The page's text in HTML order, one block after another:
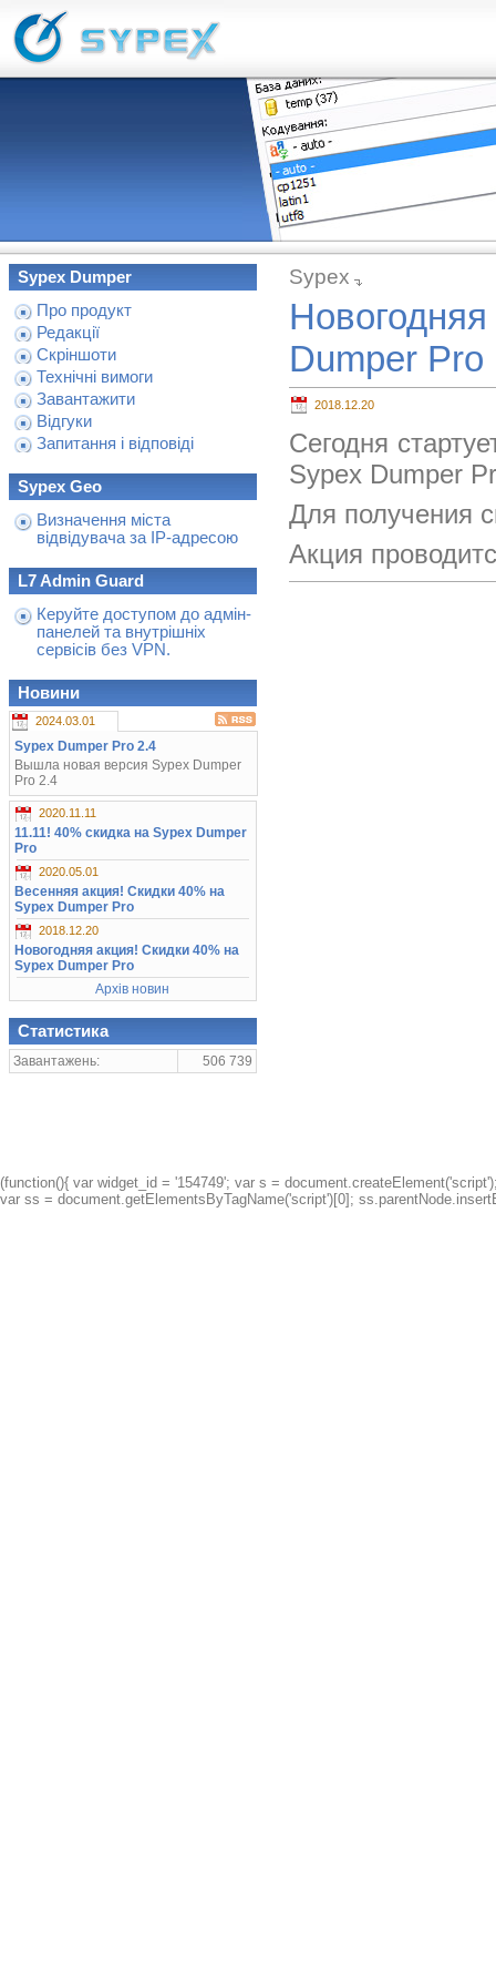
Sypex
Dumper Pro
2018.12.20
Сегодня
Sypex Dumper
Для получения
Акция
Sypex Dumper
Про продукт
Редакції
Скріншоти
Технічні вимоги
Завантажити
Відгуки
Запитання і відповіді
Sypex Geo
Визначення міста
відвідувача за IP-адресою
L7 Admin Guard
Керуйте доступом до адмін-
панелей та внутрішніх
сервісів без VPN.
Новини
2024.03.01
Sypex Dumper Pro 2.4
Вышла новая версия Sypex Dumper
Pro 2.4
2020.11.11
11.11! 40% скидка на Sypex Dumper
Pro
2020.05.01
Весенняя акция! Скидки 40% на
Sypex Dumper Pro
2018.12.20
Новогодняя акция! Скидки 40% на
Sypex Dumper Pro
Архів новин
Статистика
Завантажень: 506 739
(function(){ var widget_id = '154749'; var s =
var ss = document.getElementsByTagName('script')[0];